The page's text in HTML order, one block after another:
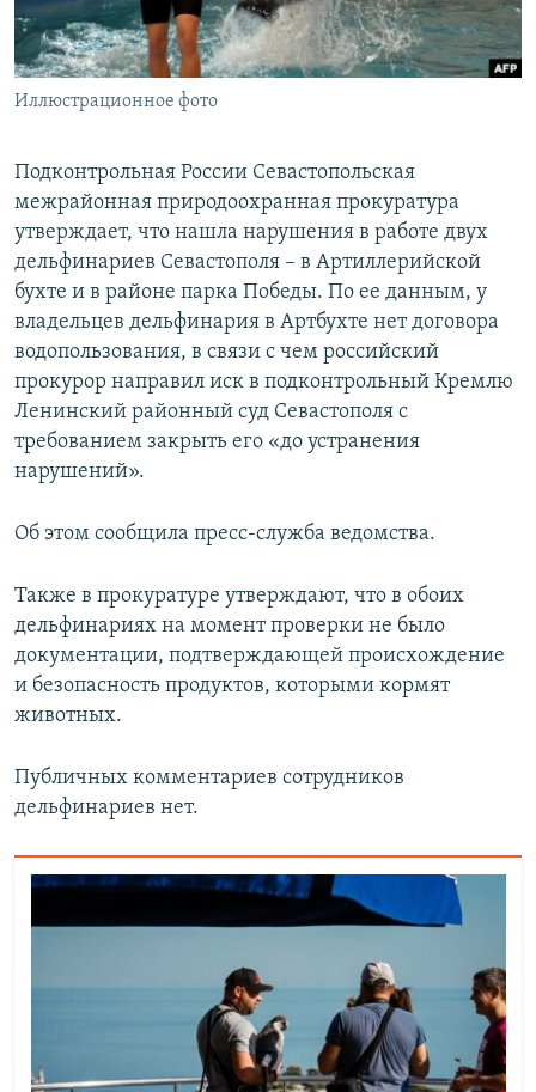
ПОБЕДИТЕЛЕЙ НЕ СУДЯТ?
КРЫМ.НЕПОКОРЕННЫЙ
ELIFBE
ПРИСОЕДИНЯЙТЕСЬ!
Все сайты RFE/RL
Иллюстрационное фото
Подконтрольная России Севастопольская
межрайонная природоохранная прокуратура
утверждает, что нашла нарушения в работе двух
дельфинариев Севастополя – в Артиллерийской
бухте и в районе парка Победы. По ее данным, у
владельцев дельфинария в Артбухте нет договора
водопользования, в связи с чем российский
прокурор направил иск в подконтрольный Кремлю
Ленинский районный суд Севастополя с
требованием закрыть его «до устранения
нарушений».
Об этом сообщила пресс-служба ведомства.
Также в прокуратуре утверждают, что в обоих
дельфинариях на момент проверки не было
документации, подтверждающей происхождение
и безопасность продуктов, которыми кормят
животных.
Публичных комментариев сотрудников
дельфинариев нет.